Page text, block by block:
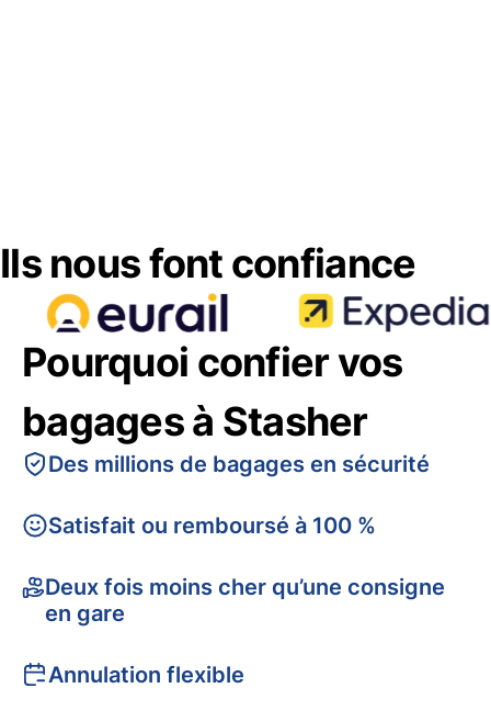
Ils nous font confiance
Pourquoi confier vos
bagages à Stasher
Des millions de bagages en sécurité
Satisfait ou remboursé à 100 %
Deux fois moins cher qu’une consigne
en gare
Annulation flexible